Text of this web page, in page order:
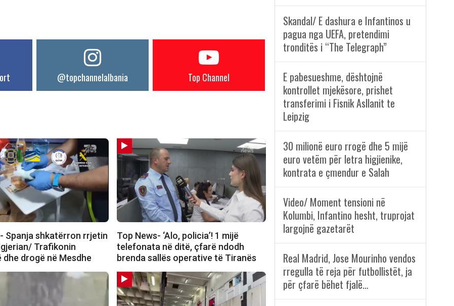
@topchannelalbania Top Channel
Spanja shkatërron rrjetin
Trafikonin
dhe drogë në Mesdhe
Top News- ‘Alo, policia’! 1 mijë
telefonata në ditë, çfarë ndodh
brenda sallës operative të Tiranës
Skandal/ E dashura e Infantinos u
pagua nga UEFA, pretendimi
tronditës i “The Telegraph”
E pabesueshme, dështojnë
kontrollet mjekësore, prishet
transferimi i Fisnik Asllanit te
Leipzig
30 milionë euro rrogë dhe 5 mijë
euro vetëm për letra higjienike,
kontrata e çmendur e Salah
Video/ Moment tensioni në
Kolumbi, Infantino hesht, truprojat
largojnë gazetarët
Real Madrid, Jose Mourinho vendos
rregulla të reja për futbollistët, ja
për çfarë bëhet fjalë…